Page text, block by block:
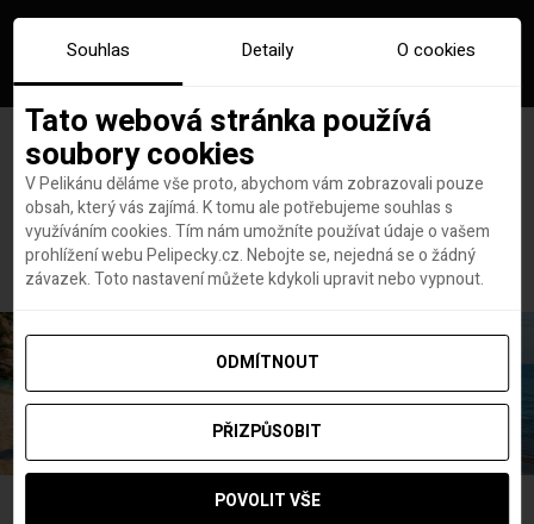
Hlavní stránka bryce canyon
Štítek:bryce canyon
Souhlas Detaily O cookies
Tato webová stránka používá
soubory cookies
V Pelikánu děláme vše proto, abychom vám zobrazovali pouze
obsah, který vás zajímá. K tomu ale potřebujeme souhlas s
využíváním cookies. Tím nám umožníte používat údaje o vašem
prohlížení webu Pelipecky.cz. Nebojte se, nejedná se o žádný
závazek. Toto nastavení můžete kdykoli upravit nebo vypnout.
ODMÍTNOUT
PŘIZPŮSOBIT
POVOLIT VŠE